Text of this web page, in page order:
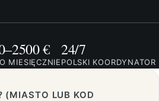
€
MIESIĘCZNIE
24/7
POLSKI KOORDYNATOR
(MIASTO LUB KOD